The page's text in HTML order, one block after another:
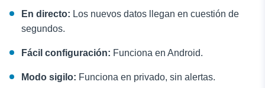
En directo: Los nuevos datos llegan en cuestión de
segundos.
Fácil configuración: Funciona en Android.
Modo sigilo: Funciona en privado, sin alertas.